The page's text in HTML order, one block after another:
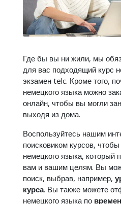
Где бы вы ни жили, мы
для вас подходящий курс
экзамен telc. Кроме того,
немецкого языка можно
онлайн, чтобы вы могли
выходя из дома.
Воспользуйтесь нашим
поисковиком курсов, чтобы
немецкого языка, который
вам и вашим целям. Вы
поиск, выбрав, например,
курса. Вы также можете
немецкого языка по